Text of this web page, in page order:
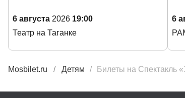
6 августа 2026 19:00
Театр на Таганке
6
Mosbilet.ru Детям Билеты на Спектакль